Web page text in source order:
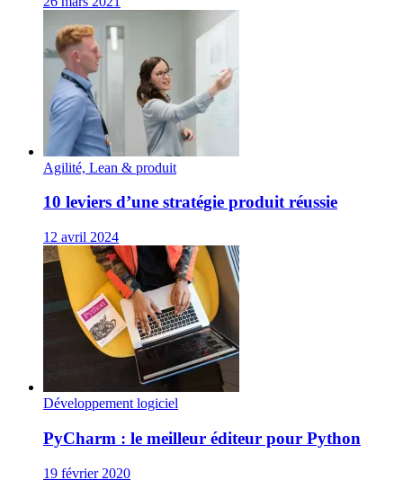
Agilité, Lean & produit
10 leviers d’une stratégie produit réussie
12 avril 2024
Développement logiciel
PyCharm : le meilleur éditeur pour Python
19 février 2020